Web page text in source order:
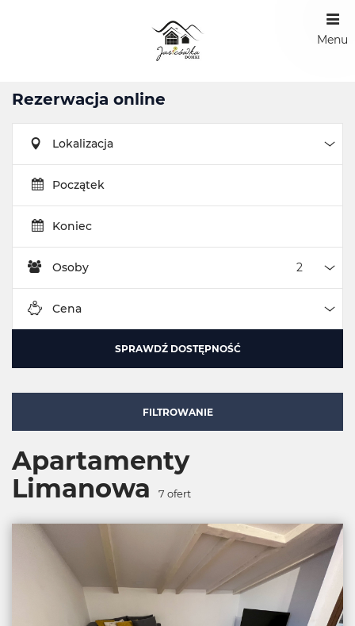
Menu
Rezerwacja online
Lokalizacja
Początek
Koniec
Osoby
Cena
SPRAWDŹ DOSTĘPNOŚĆ
FILTROWANIE
Apartamenty
Limanowa
7 ofert